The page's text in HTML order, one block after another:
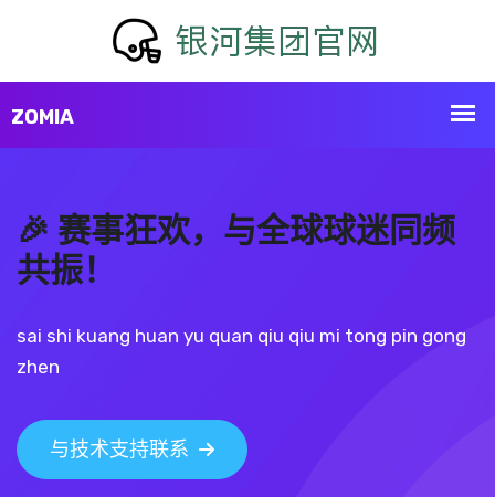
🎉 赛事狂欢，与全球球迷同频
共振！
sai shi kuang huan yu quan qiu qiu mi tong pin gong
zhen
与技术支持联系